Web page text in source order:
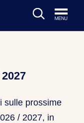
sulle prossime
/ 2027, in